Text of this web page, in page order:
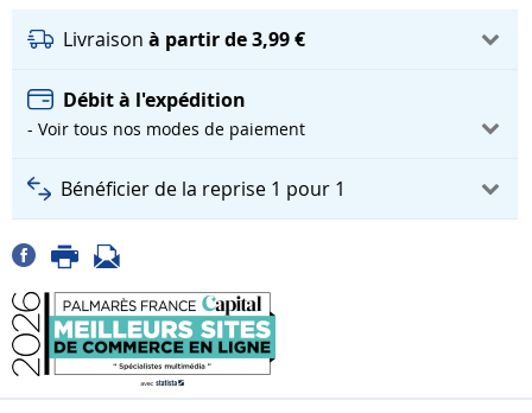
Livraison à partir de 3,99 €
Débit à l'expédition
- Voir tous nos modes de paiement
Bénéficier de la reprise 1 pour 1